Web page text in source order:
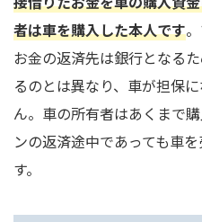
者は車を購入した本人です
お金の返済先は銀行となる
るのとは異なり、車が担保
ん。車の所有者はあくまで
ンの返済途中であっても車
す。